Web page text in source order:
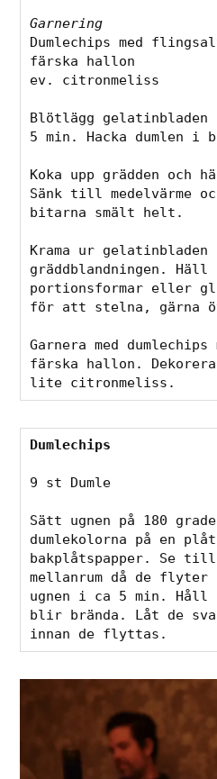
Garnering
Dumlechips med
färska hallon
ev. citronmeliss
Blötlägg
5 min. Hacka dumlen i
Koka upp grädden och
Sänk till medelvärme
bitarna smält helt.
Krama ur
gräddblandningen. Häll
portionsformar eller
för att stelna, gärna
Garnera med
färska hallon.
lite citronmeliss.
Dumlechips
9 st Dumle
Sätt ugnen på 180
dumlekolorna på en plåt
bakplåtspapper. Se
mellanrum då de
ugnen i ca 5 min.
blir brända. Låt de
innan de flyttas.